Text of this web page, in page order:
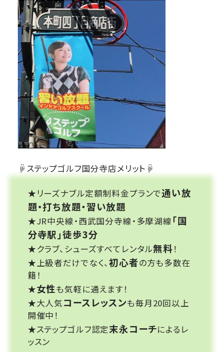
☟ステップゴルフ国分寺店メリット☟
★リーズナブル定額制料金プランで通い放
題・打ち放題・習い放題
★JR中央線・西武国分寺線・多摩湖線 「国
分寺駅」徒歩3分
★クラブ、シューズすべてレンタル無料！
★上級者だけでなく、初心者の方も多数在
籍！
★女性も気軽に通えます！
★大人気コースレッスンも毎月20回以上
開催中！
★ステップゴルフ認定末永コーチによるレ
ッスン